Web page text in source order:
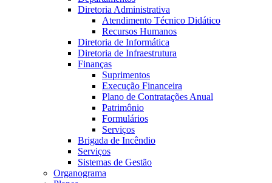
Diretoria Administrativa
Atendimento Técnico Didático
Recursos Humanos
Diretoria de Informática
Diretoria de Infraestrutura
Finanças
Suprimentos
Execução Financeira
Plano de Contratações Anual
Patrimônio
Formulários
Serviços
Brigada de Incêndio
Serviços
Sistemas de Gestão
Organograma